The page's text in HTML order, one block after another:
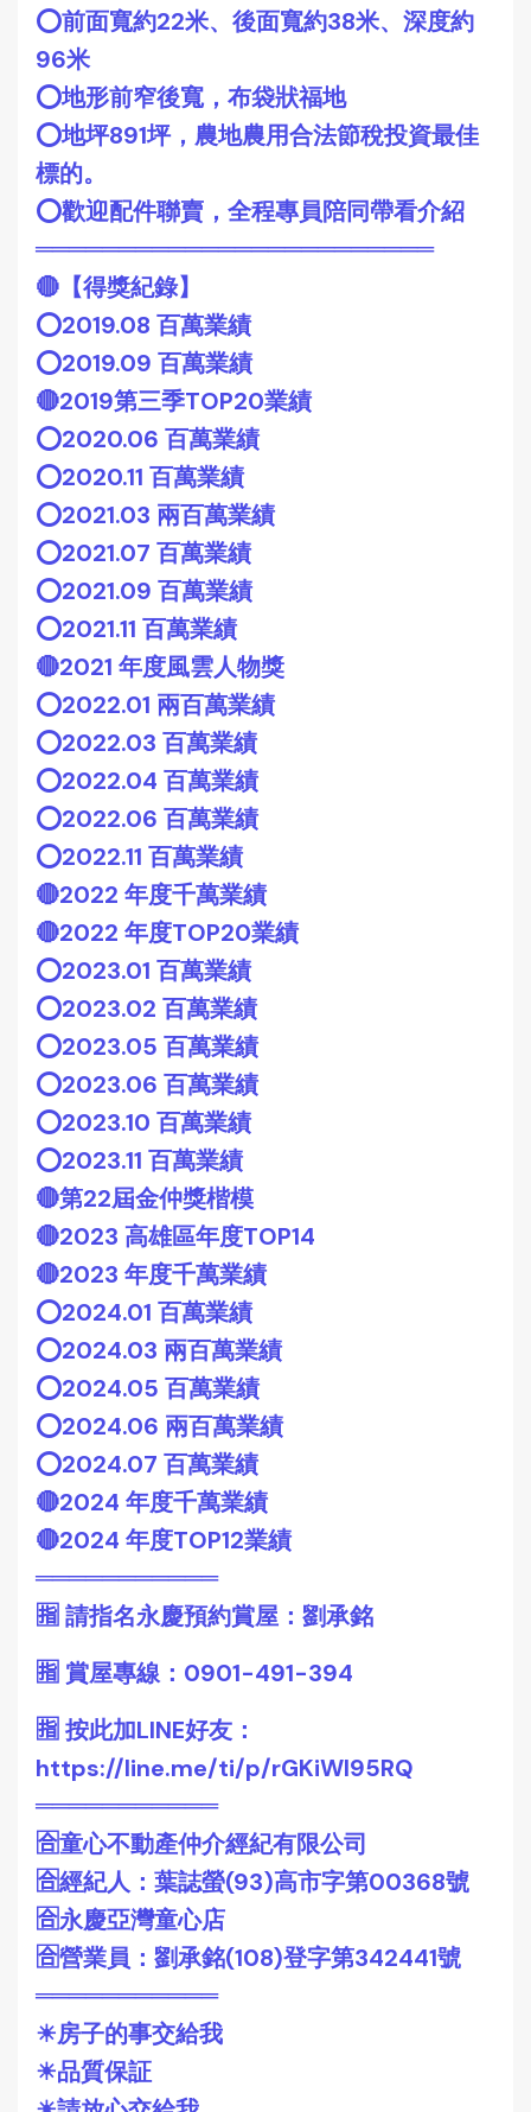
⭕️前面寬約22米、後面寬約38米、深度約
96米
⭕️地形前窄後寬，布袋狀福地
⭕️地坪891坪，農地農用合法節稅投資最佳
標的。
⭕️歡迎配件聯賣，全程專員陪同帶看介紹
════════════════════════
🔴【得獎紀錄】
⭕️2019.08 百萬業績
⭕️2019.09 百萬業績
🔴2019第三季TOP20業績
⭕️2020.06 百萬業績
⭕️2020.11 百萬業績
⭕️2021.03 兩百萬業績
⭕️2021.07 百萬業績
⭕️2021.09 百萬業績
⭕️2021.11 百萬業績
🔴2021 年度風雲人物獎
⭕️2022.01 兩百萬業績
⭕️2022.03 百萬業績
⭕️2022.04 百萬業績
⭕️2022.06 百萬業績
⭕️2022.11 百萬業績
🔴2022 年度千萬業績
🔴2022 年度TOP20業績
⭕️2023.01 百萬業績
⭕️2023.02 百萬業績
⭕️2023.05 百萬業績
⭕️2023.06 百萬業績
⭕️2023.10 百萬業績
⭕️2023.11 百萬業績
🔴第22屆金仲獎楷模
🔴2023 高雄區年度TOP14
🔴2023 年度千萬業績
⭕️2024.01 百萬業績
⭕️2024.03 兩百萬業績
⭕️2024.05 百萬業績
⭕️2024.06 兩百萬業績
⭕️2024.07 百萬業績
🔴2024 年度千萬業績
🔴2024 年度TOP12業績
═══════════
🈯️ 請指名永慶預約賞屋：劉承銘
🈯️ 賞屋專線：0901-491-394
🈯️ 按此加LINE好友：
https://line.me/ti/p/rGKiWI95RQ
═══════════
🈴童心不動產仲介經紀有限公司
🈴經紀人：葉誌螢(93)高市字第00368號
🈴永慶亞灣童心店
🈴營業員：劉承銘(108)登字第342441號
═══════════
☀房子的事交給我
☀品質保証